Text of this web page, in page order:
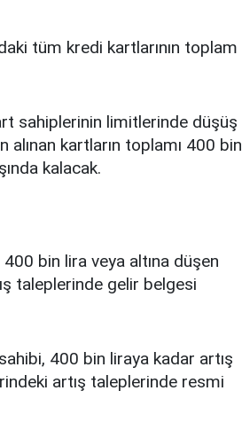
tüm kredi kartlarının toplam
sahiplerinin limitlerinde düşüş
kartların toplamı 400 bin
kalacak.
bin lira veya altına düşen
taleplerinde gelir belgesi
400 bin liraya kadar artış
artış taleplerinde resmi